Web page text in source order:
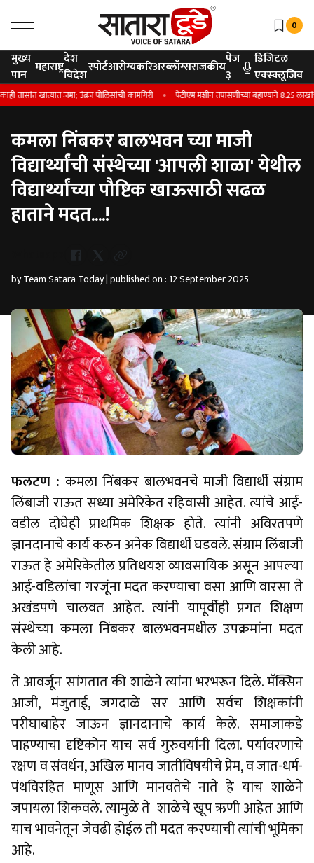
0
मुख्य
पान महाराष्ट्रदेश
विदेशस्पोर्टआरोग्यकरिअरब्लॉग्सराजकीयपेज
३
डिजिटल
एक्स्क्लूजिव
खात्यात जमा; उंब्रज पोलिसांची कामगिरी पेटीएम मशीन तपासणीच्या बहाण्याने 8.25
कमला निंबकर बालभवन च्या माजी
विद्यार्थ्यांची संस्थेच्या 'आपली शाळा' येथील
विद्यार्थ्यांच्या पौष्टिक खाऊसाठी सढळ
हाताने मदत....!
by Team Satara Today | published on : 12 September 2025
फलटण :कमला निंबकर बालभवनचे माजी विद्यार्थी संग्राम
लिंबाजी राऊत सध्या अमेरिकेत रहिवासी आहेत. त्यांचे आई-
वडील दोघेही प्राथमिक शिक्षक होते. त्यांनी अविरतपणे
ज्ञानदानाचे कार्य करुन अनेक विद्यार्थी घडवले. संग्राम लिंबाजी
राऊत हे अमेरिकेतील प्रतिथयश व्यावसायिक असून आपल्या
आई-वडिलांचा गरजूंना मदत करण्याचा वसा आणि वारसा ते
अखंडपणे चालवत आहेत. त्यांनी यापूर्वीही प्रगत शिक्षण
संस्थेच्या कमला निंबकर बालभवनमधील उपक्रमांना मदत
केली आहे.
ते आवर्जून सांगतात की शाळेने त्यांना भरभरून दिले. मॅक्सिन
आजी, मंजुताई, जगदाळे सर आणि सर्वच शिक्षकांनी
परीघाबाहेर जाऊन ज्ञानदानाचे कार्य केले. समाजाकडे
पाहण्याचा दृष्टिकोन याच सर्व गुरुवर्यांनी दिला. पर्यावरणाचे
रक्षण व संवर्धन, अखिल मानव जातीविषयीचे प्रेम, व जात-धर्म-
पंथविरहित माणूस आणि मानवतेचे नाते हे याच शाळेने
जपायला शिकवले. त्यामुळे ते शाळेचे खूप ऋणी आहेत आणि
याच भावनेतून जेवढी होईल ती मदत करण्याची त्यांची भूमिका
आहे.